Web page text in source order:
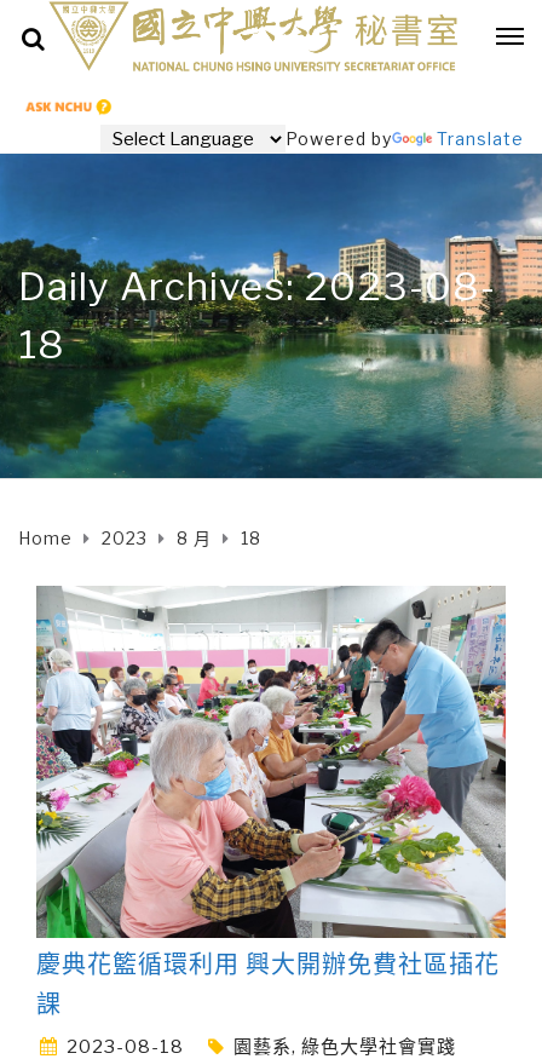
Powered by Translate
Daily Archives: 2023-08-
18
Home 2023 8 月 18
慶典花籃循環利用 興大開辦免費社區插花
課
2023-08-18 園藝系, 綠色大學社會實踐